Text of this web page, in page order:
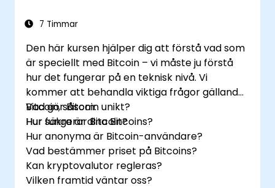
blockchain-antagandet.
7 Timmar
Den här kursen hjälper dig att förstå vad som
är speciellt med Bitcoin – vi måste ju förstå
hur det fungerar på en teknisk nivå. Vi
kommer att behandla viktiga frågor gällande
Bitcoin, såsom:
Hur fungerar Bitcoin?
Vad gör Bitcoin unikt?
Hur säkra är dina Bitcoins?
Hur anonyma är Bitcoin-användare?
Vad bestämmer priset på Bitcoins?
Kan kryptovalutor regleras?
Vilken framtid väntar oss?